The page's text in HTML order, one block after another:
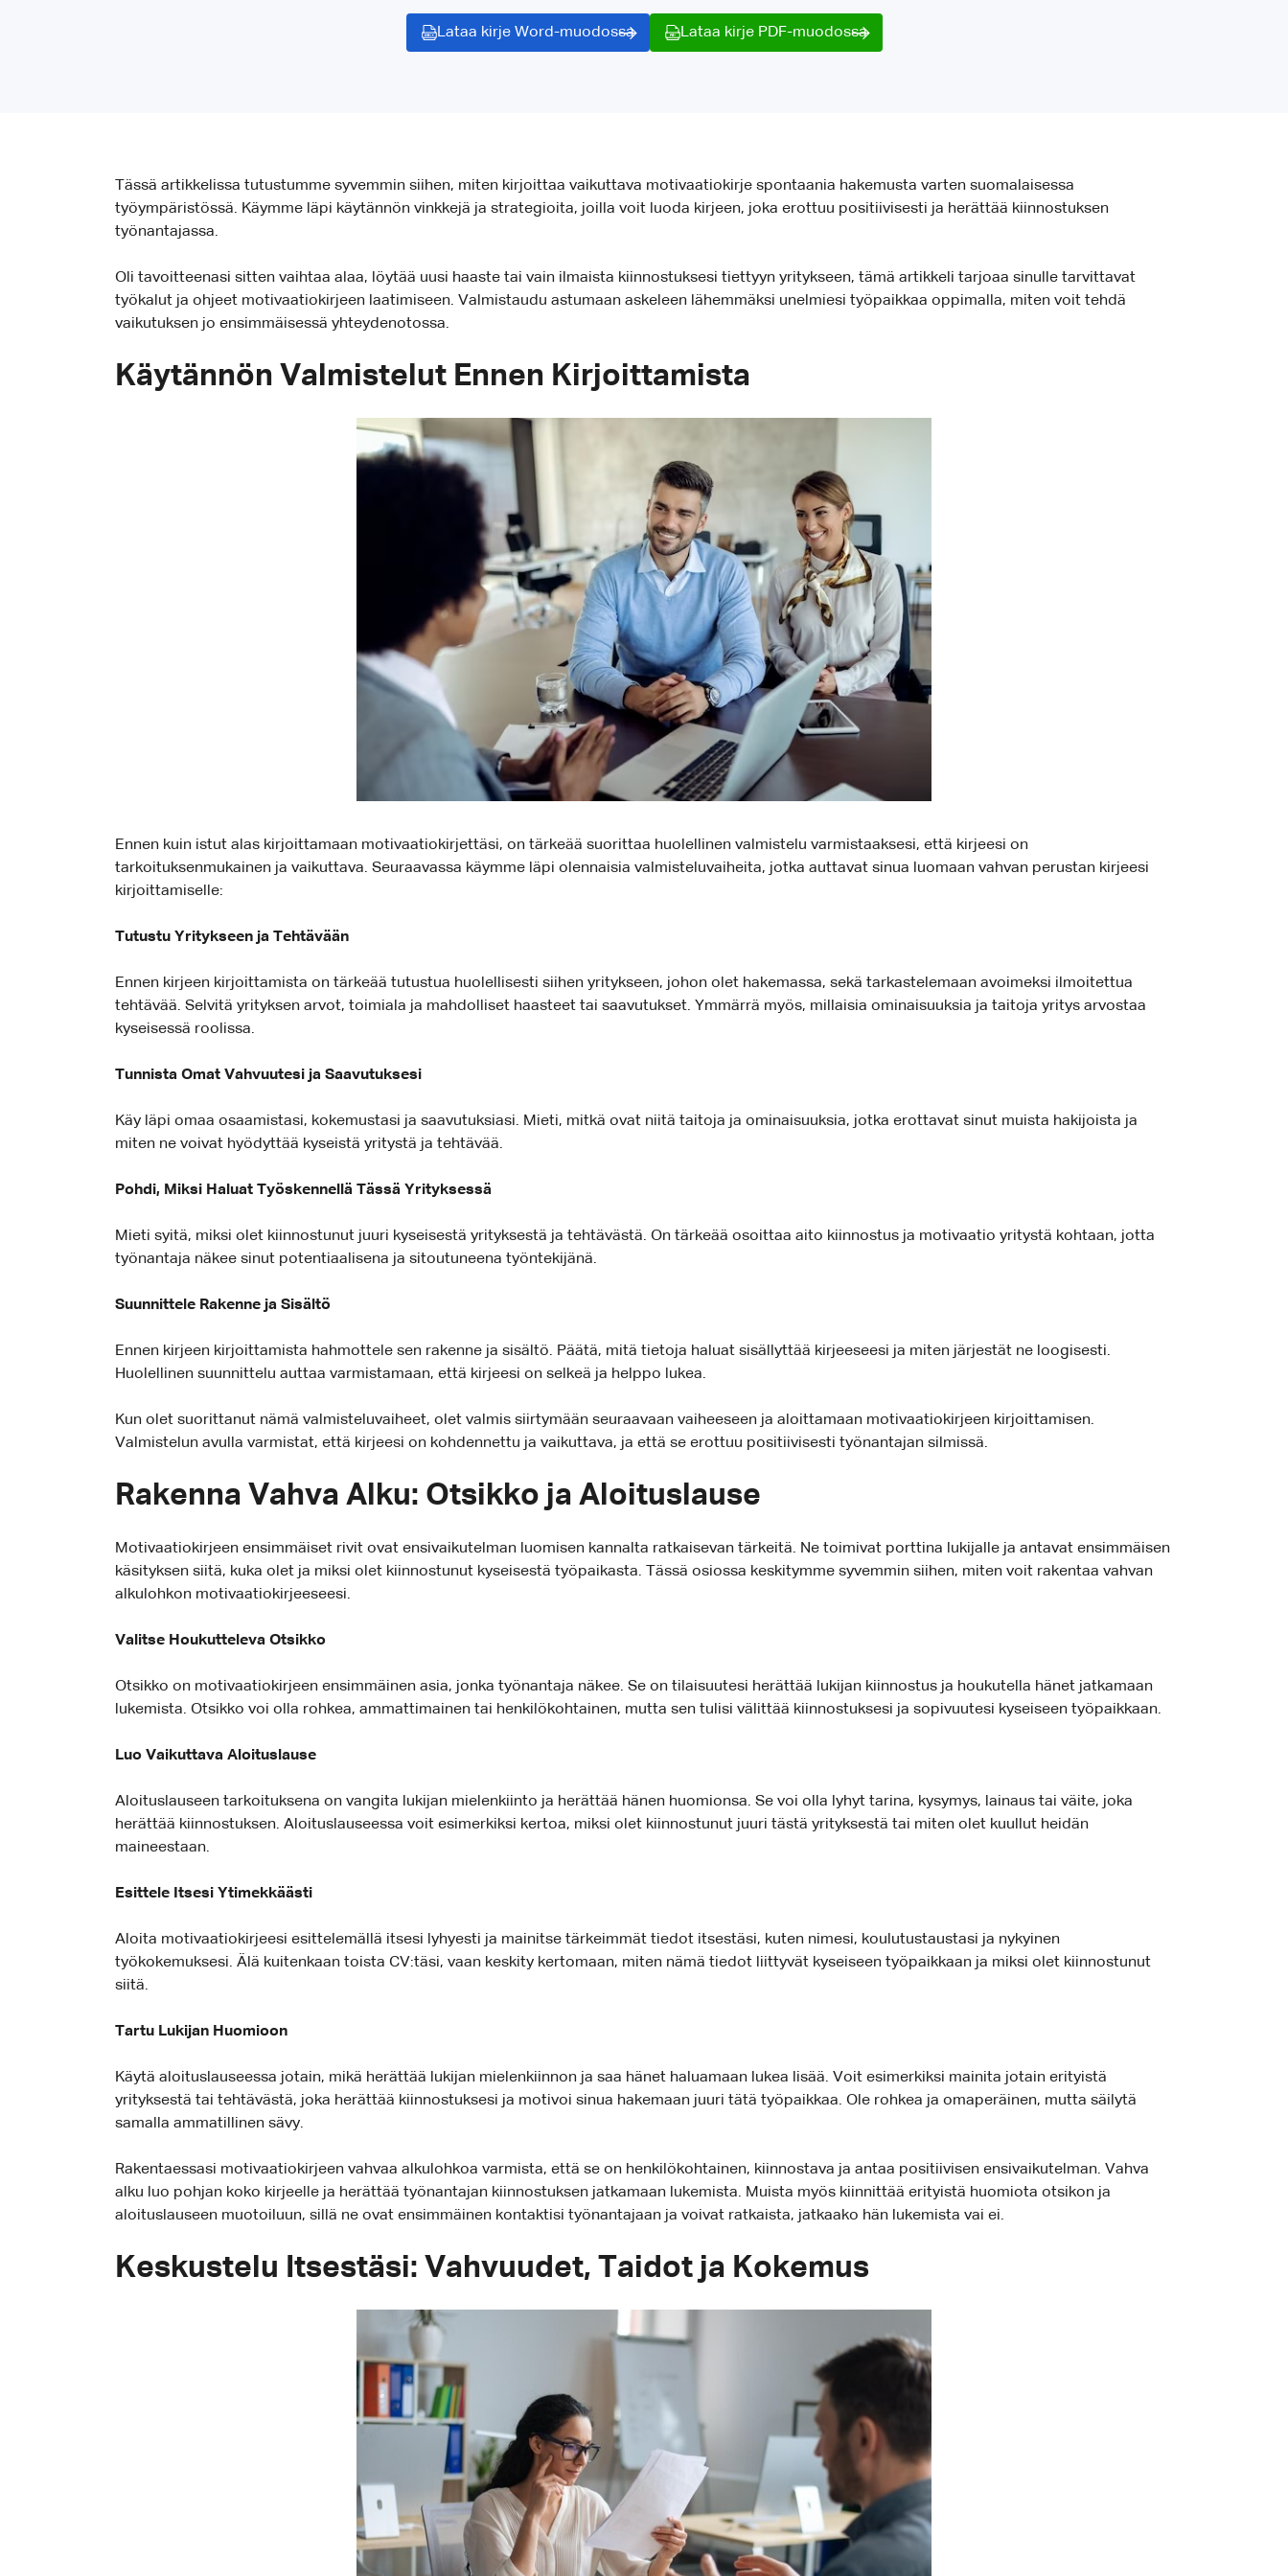
Lataa kirje Word-muodossa Lataa kirje PDF-muodossa
Tässä artikkelissa tutustumme syvemmin siihen, miten kirjoittaa vaikuttava motivaatiokirje spontaania hakemusta varten suomalaisessa
työympäristössä. Käymme läpi käytännön vinkkejä ja strategioita, joilla voit luoda kirjeen, joka erottuu positiivisesti ja herättää kiinnostuksen
työnantajassa.
Oli tavoitteenasi sitten vaihtaa alaa, löytää uusi haaste tai vain ilmaista kiinnostuksesi tiettyyn yritykseen, tämä artikkeli tarjoaa sinulle tarvittavat
työkalut ja ohjeet motivaatiokirjeen laatimiseen. Valmistaudu astumaan askeleen lähemmäksi unelmiesi työpaikkaa oppimalla, miten voit tehdä
vaikutuksen jo ensimmäisessä yhteydenotossa.
Käytännön Valmistelut Ennen Kirjoittamista
Ennen kuin istut alas kirjoittamaan motivaatiokirjettäsi, on tärkeää suorittaa huolellinen valmistelu varmistaaksesi, että kirjeesi on
tarkoituksenmukainen ja vaikuttava. Seuraavassa käymme läpi olennaisia valmisteluvaiheita, jotka auttavat sinua luomaan vahvan perustan kirjeesi
kirjoittamiselle:
Tutustu Yritykseen ja Tehtävään
Ennen kirjeen kirjoittamista on tärkeää tutustua huolellisesti siihen yritykseen, johon olet hakemassa, sekä tarkastelemaan avoimeksi ilmoitettua
tehtävää. Selvitä yrityksen arvot, toimiala ja mahdolliset haasteet tai saavutukset. Ymmärrä myös, millaisia ominaisuuksia ja taitoja yritys arvostaa
kyseisessä roolissa.
Tunnista Omat Vahvuutesi ja Saavutuksesi
Käy läpi omaa osaamistasi, kokemustasi ja saavutuksiasi. Mieti, mitkä ovat niitä taitoja ja ominaisuuksia, jotka erottavat sinut muista hakijoista ja
miten ne voivat hyödyttää kyseistä yritystä ja tehtävää.
Pohdi, Miksi Haluat Työskennellä Tässä Yrityksessä
Mieti syitä, miksi olet kiinnostunut juuri kyseisestä yrityksestä ja tehtävästä. On tärkeää osoittaa aito kiinnostus ja motivaatio yritystä kohtaan, jotta
työnantaja näkee sinut potentiaalisena ja sitoutuneena työntekijänä.
Suunnittele Rakenne ja Sisältö
Ennen kirjeen kirjoittamista hahmottele sen rakenne ja sisältö. Päätä, mitä tietoja haluat sisällyttää kirjeeseesi ja miten järjestät ne loogisesti.
Huolellinen suunnittelu auttaa varmistamaan, että kirjeesi on selkeä ja helppo lukea.
Kun olet suorittanut nämä valmisteluvaiheet, olet valmis siirtymään seuraavaan vaiheeseen ja aloittamaan motivaatiokirjeen kirjoittamisen.
Valmistelun avulla varmistat, että kirjeesi on kohdennettu ja vaikuttava, ja että se erottuu positiivisesti työnantajan silmissä.
Rakenna Vahva Alku: Otsikko ja Aloituslause
Motivaatiokirjeen ensimmäiset rivit ovat ensivaikutelman luomisen kannalta ratkaisevan tärkeitä. Ne toimivat porttina lukijalle ja antavat ensimmäisen
käsityksen siitä, kuka olet ja miksi olet kiinnostunut kyseisestä työpaikasta. Tässä osiossa keskitymme syvemmin siihen, miten voit rakentaa vahvan
alkulohkon motivaatiokirjeeseesi.
Valitse Houkutteleva Otsikko
Otsikko on motivaatiokirjeen ensimmäinen asia, jonka työnantaja näkee. Se on tilaisuutesi herättää lukijan kiinnostus ja houkutella hänet jatkamaan
lukemista. Otsikko voi olla rohkea, ammattimainen tai henkilökohtainen, mutta sen tulisi välittää kiinnostuksesi ja sopivuutesi kyseiseen työpaikkaan.
Luo Vaikuttava Aloituslause
Aloituslauseen tarkoituksena on vangita lukijan mielenkiinto ja herättää hänen huomionsa. Se voi olla lyhyt tarina, kysymys, lainaus tai väite, joka
herättää kiinnostuksen. Aloituslauseessa voit esimerkiksi kertoa, miksi olet kiinnostunut juuri tästä yrityksestä tai miten olet kuullut heidän
maineestaan.
Esittele Itsesi Ytimekkäästi
Aloita motivaatiokirjeesi esittelemällä itsesi lyhyesti ja mainitse tärkeimmät tiedot itsestäsi, kuten nimesi, koulutustaustasi ja nykyinen
työkokemuksesi. Älä kuitenkaan toista CV:täsi, vaan keskity kertomaan, miten nämä tiedot liittyvät kyseiseen työpaikkaan ja miksi olet kiinnostunut
siitä.
Tartu Lukijan Huomioon
Käytä aloituslauseessa jotain, mikä herättää lukijan mielenkiinnon ja saa hänet haluamaan lukea lisää. Voit esimerkiksi mainita jotain erityistä
yrityksestä tai tehtävästä, joka herättää kiinnostuksesi ja motivoi sinua hakemaan juuri tätä työpaikkaa. Ole rohkea ja omaperäinen, mutta säilytä
samalla ammatillinen sävy.
Rakentaessasi motivaatiokirjeen vahvaa alkulohkoa varmista, että se on henkilökohtainen, kiinnostava ja antaa positiivisen ensivaikutelman. Vahva
alku luo pohjan koko kirjeelle ja herättää työnantajan kiinnostuksen jatkamaan lukemista. Muista myös kiinnittää erityistä huomiota otsikon ja
aloituslauseen muotoiluun, sillä ne ovat ensimmäinen kontaktisi työnantajaan ja voivat ratkaista, jatkaako hän lukemista vai ei.
Keskustelu Itsestäsi: Vahvuudet, Taidot ja Kokemus